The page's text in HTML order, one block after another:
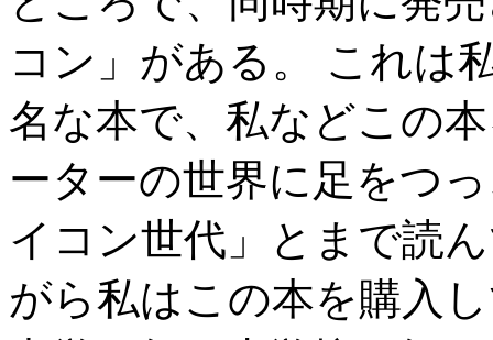
コン」がある。 これは
名な本で、私などこの
ーターの世界に足をつ
イコン世代」とまで読
がら私はこの本を購入